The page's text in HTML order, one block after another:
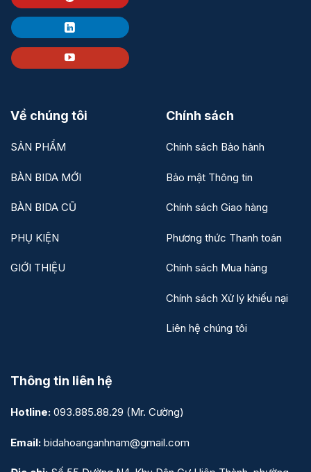
Về chúng tôi
SẢN PHẨM
BÀN BIDA MỚI
BÀN BIDA CŨ
PHỤ KIỆN
GIỚI THIỆU
Chính sách
Chính sách Bảo hành
Bảo mật Thông tin
Chính sách Giao hàng
Phương thức Thanh toán
Chính sách Mua hàng
Chính sách Xử lý khiếu nại
Liên hệ chúng tôi
Thông tin liên hệ
Hotline: 093.885.88.29 (Mr. Cường)
Email: bidahoanganhnam@gmail.com